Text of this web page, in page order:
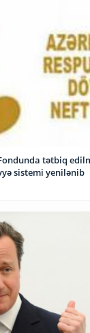
tətbiq
sistemi yenilənib